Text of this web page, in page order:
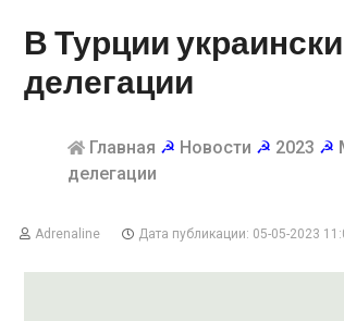
В Турции
делегации
Главная ☭ Новости ☭ 2023 ☭
делегации
Adrenaline Дата публикации: 05-05-2023